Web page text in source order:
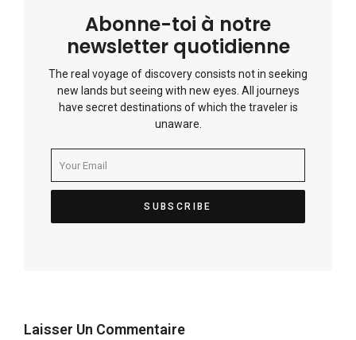
Abonne-toi à notre
newsletter quotidienne
The real voyage of discovery consists not in seeking
new lands but seeing with new eyes. All journeys
have secret destinations of which the traveler is
unaware.
Laisser Un Commentaire